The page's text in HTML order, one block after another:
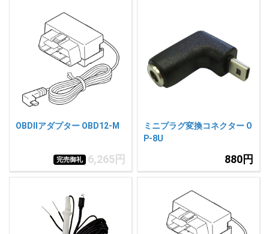
OBDIIアダプター OBD12-M
完売御礼 6,265円
ミニプラグ変換コネクター O
P-8U
880円